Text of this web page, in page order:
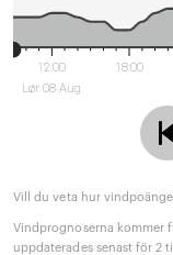
12:00
Lør 08 Aug
18:00
Vill du veta hur
Vindprognoserna kommer
uppdaterades senast för 2